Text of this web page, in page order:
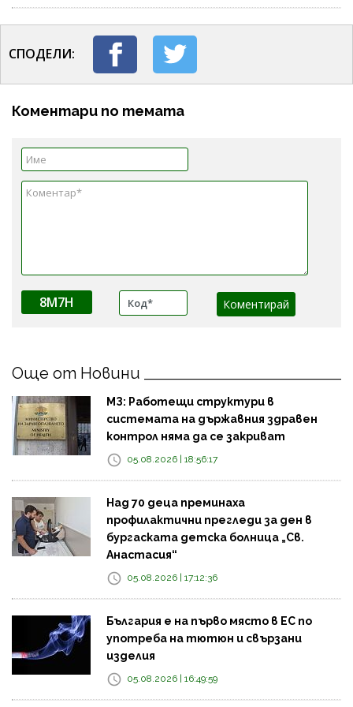
СПОДЕЛИ:
Коментари по темата
8M7H
Още от Новини
МЗ: Работещи структури в
системата на държавния здравен
контрол няма да се закриват
05.08.2026 | 18:56:17
Над 70 деца преминаха
профилактични прегледи за ден в
бургаската детска болница „Св.
Анастасия“
05.08.2026 | 17:12:36
България е на първо място в ЕС по
употреба на тютюн и свързани
изделия
05.08.2026 | 16:49:59